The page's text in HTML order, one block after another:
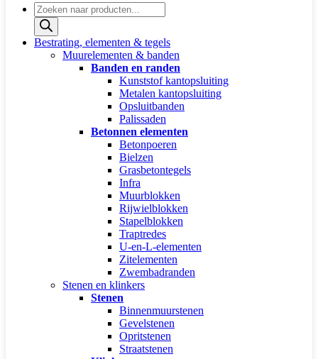
Producten
zoeken
Bestrating, elementen & tegels
Muurelementen & banden
Banden en randen
Kunststof kantopsluiting
Metalen kantopsluiting
Opsluitbanden
Palissaden
Betonnen elementen
Betonpoeren
Bielzen
Grasbetontegels
Infra
Muurblokken
Rijwielblokken
Stapelblokken
Traptredes
U-en-L-elementen
Zitelementen
Zwembadranden
Stenen en klinkers
Stenen
Binnenmuurstenen
Gevelstenen
Opritstenen
Straatstenen